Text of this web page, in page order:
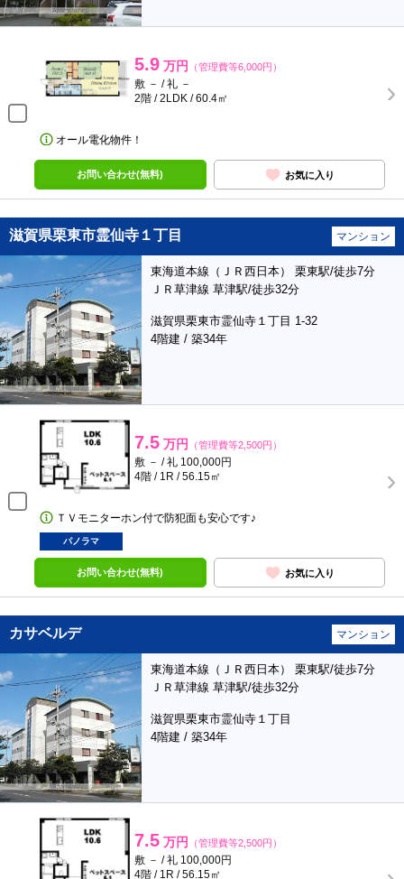
5.9 万円 （管理費等6,000円）
敷 － / 礼 －
2階 / 2LDK / 60.4㎡
オール電化物件！
お問い合わせ(無料) お気に入り
滋賀県栗東市霊仙寺１丁目 マンション
東海道本線（ＪＲ西日本） 栗東駅/徒歩7分
ＪＲ草津線 草津駅/徒歩32分
滋賀県栗東市霊仙寺１丁目 1-32
4階建 / 築34年
7.5 万円 （管理費等2,500円）
敷 － / 礼 100,000円
4階 / 1R / 56.15㎡
ＴＶモニターホン付で防犯面も安心です♪
パノラマ
お問い合わせ(無料) お気に入り
カサベルデ マンション
東海道本線（ＪＲ西日本） 栗東駅/徒歩7分
ＪＲ草津線 草津駅/徒歩32分
滋賀県栗東市霊仙寺１丁目
4階建 / 築34年
7.5 万円 （管理費等2,500円）
敷 － / 礼 100,000円
4階 / 1R / 56.15㎡